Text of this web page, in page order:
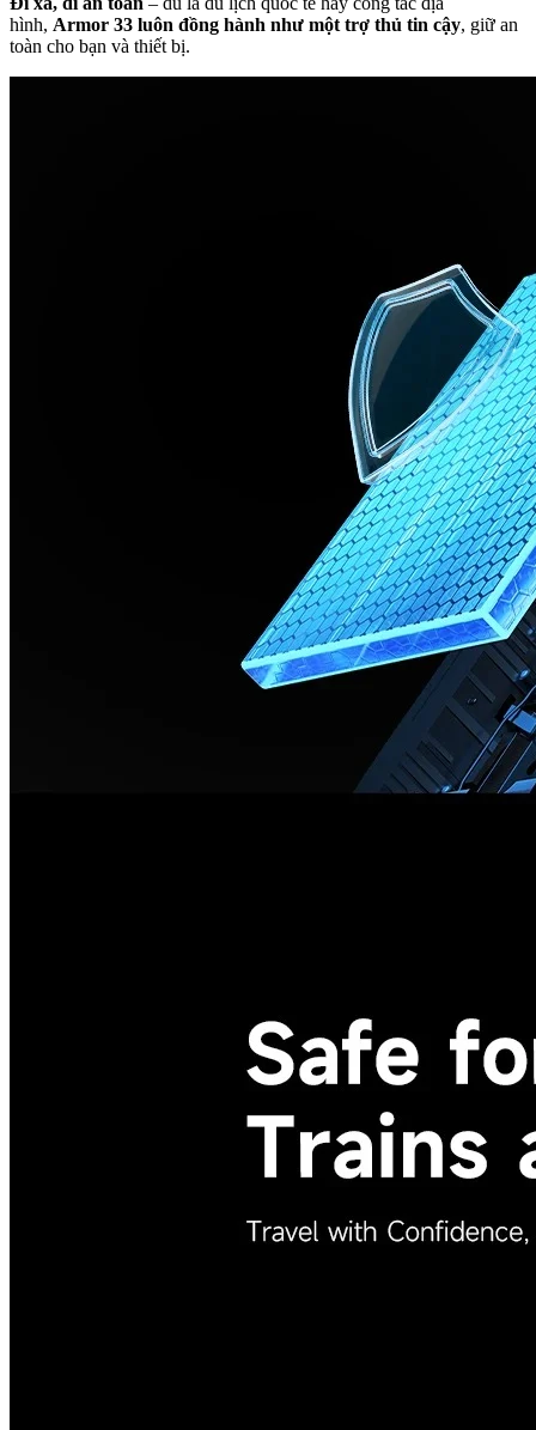
hình, Armor 33 luôn đồng hành như một trợ thủ tin cậy, giữ an
toàn cho bạn và thiết bị.